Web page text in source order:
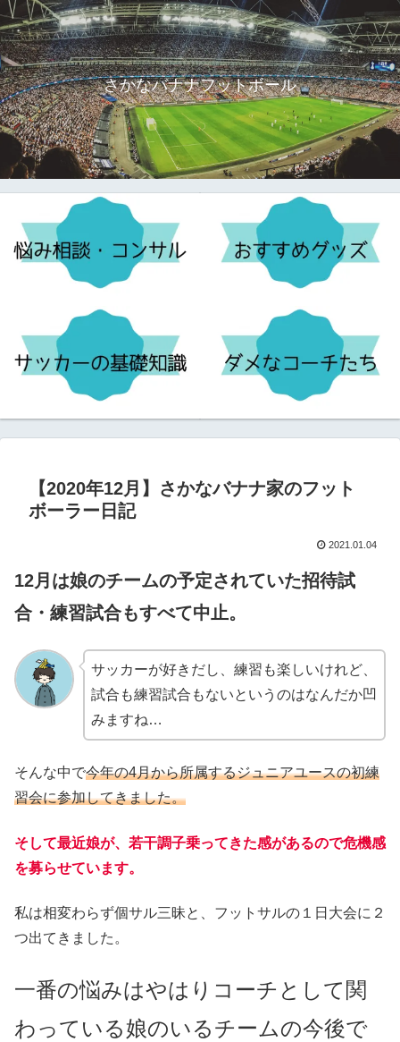
さかなバナナフットボール
【2020年12月】さかなバナナ家のフット
ボーラー日記
2021.01.04
12月は娘のチームの予定されていた招待試
合・練習試合もすべて中止。
サッカーが好きだし、練習も楽しいけれど、
試合も練習試合もないというのはなんだか凹
みますね…
そんな中で今年の4月から所属するジュニアユースの初練
習会に参加してきました。
そして最近娘が、若干調子乗ってきた感があるので危機感
を募らせています。
私は相変わらず個サル三昧と、フットサルの１日大会に２
つ出てきました。
一番の悩みはやはりコーチとして関
わっている娘のいるチームの今後で